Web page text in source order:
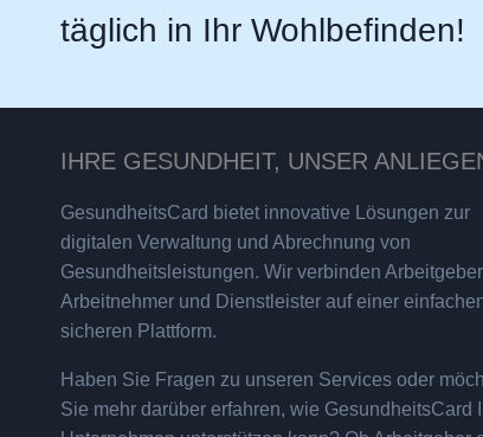
täglich in Ihr Wohlbefinden!
IHRE GESUNDHEIT, UNSER
GesundheitsCard bietet innovative Lösungen zur
digitalen Verwaltung und Abrechnung von
Gesundheitsleistungen. Wir verbinden
Arbeitnehmer und Dienstleister auf einer
sicheren Plattform.
Haben Sie Fragen zu unseren Services oder
Sie mehr darüber erfahren, wie GesundheitsCard